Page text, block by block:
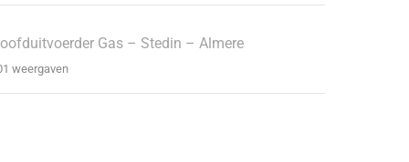
Gas – Stedin – Almere
weergaven